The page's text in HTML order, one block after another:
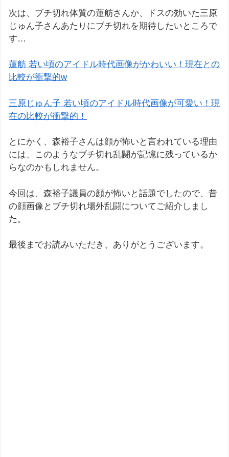
次は、ブチ切れ体質の蓮舫さんか、ドスの効いた三原
じゅん子さんあたりにブチ切れを期待したいところで
す…
蓮舫 若い頃のアイドル時代画像がかわいい！現在との
比較が衝撃的w
三原じゅん子 若い頃のアイドル時代画像が可愛い！現
在の比較が衝撃的！
とにかく、森裕子さんは顔が怖いと言われている理由
には、このようなブチ切れ乱闘が記憶に残っているか
らなのかもしれません。
今回は、森裕子議員の顔が怖いと話題でしたので、昔
の顔画像とブチ切れ場外乱闘についてご紹介しまし
た。
最後までお読みいただき、ありがとうございます。